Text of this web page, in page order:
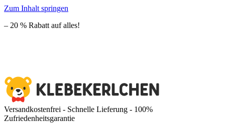
Zum Inhalt springen
– 20 % Rabatt auf alles!
Versandkostenfrei - Schnelle Lieferung - 100%
Zufriedenheitsgarantie